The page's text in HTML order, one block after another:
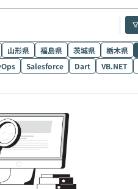
山形県 福島県 茨城県 栃木県
Salesforce Dart VB.NET